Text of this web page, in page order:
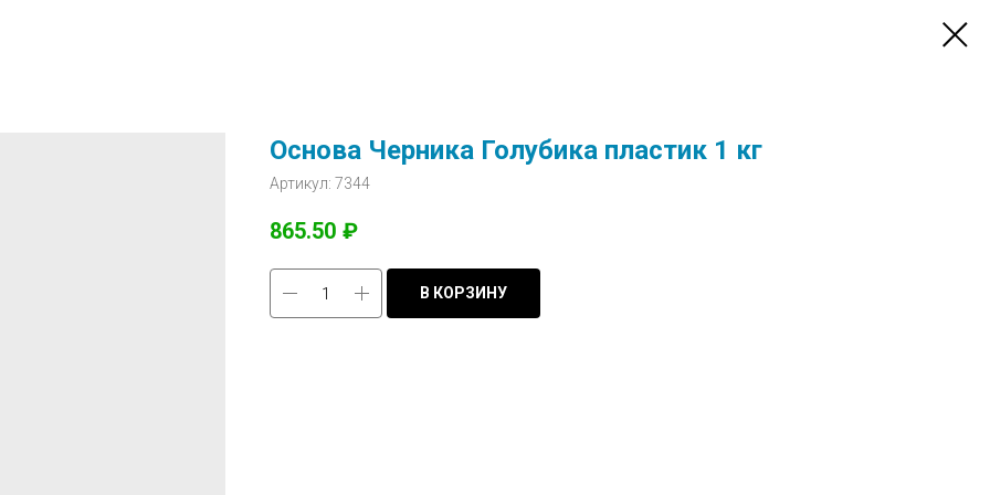
Основа Черника Голубика пластик 1 кг
Артикул: 7344
865.50 ₽
В КОРЗИНУ